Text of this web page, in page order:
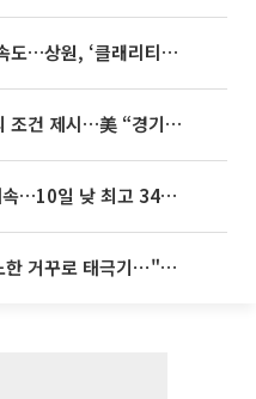
미국, 가상자산 포괄 규제 속도…상원, ‘클래리티법’ 9월 절차투표 추진
이란, 미국에 호르무즈 합의 조건 제시…美 “경기 아직 안 끝나” [종합]
[내일 날씨] 전국 무더위 계속…10일 낮 최고 34도 육박
서경덕 교수, 김희철도 분노한 거꾸로 태극기⋯"엉터리는 아냐, 아쉬울 뿐"